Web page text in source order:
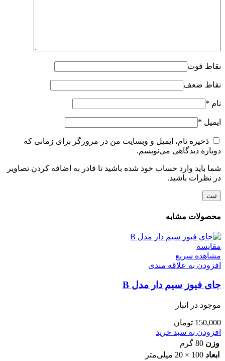
نقاط قوت
نقاط ضعف
نام *
ایمیل *
ذخیره نام، ایمیل و وبسایت من در مرورگر برای زمانی که
دوباره دیدگاهی می‌نویسم.
شما باید وارد حساب خود شده باشید تا قادر به اضافه کردن تصاویر
در نظرات باشید.
محصولات مشابه
مقایسه
مشاهده سریع
افزودن به علاقه مندی
جای فیوز سیم دار مدل B
موجود در انبار
150,000 تومان
افزودن به سبد خرید
وزن 80 گرم
ابعاد 100 × 20 میلی‌متر